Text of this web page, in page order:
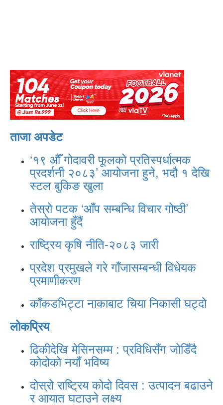
ताजा अपडेट
‘१९ औँ गोदावरी फूलको प्रतिस्पर्धात्मक
प्रदर्शनी २०८३’ आयोजना हुने, भदौ १ देखि
स्टल बुकिङ खुला
तेस्रो पटक ‘आँप सम्बन्धि विचार गोष्ठी’
आयोजना हुँदैं
राष्ट्रिय कृषि नीति-२०८३ जारी
प्रदेश प्रमुखले गरे गाँजासम्बन्धी विधेयक
प्रमाणीकरण
काँकडभिट्टा नाकाबाट चिया निकासी घट्दो
लोकप्रिय
ढिकीदेखि मेसिनसम्म : प्रविधिसँग जोडिँदै
कोदोको नयाँ भविष्य
दोस्रो राष्ट्रिय कोदो दिवस : उत्पादन बढाउने
र आयात घटाउने लक्ष्य